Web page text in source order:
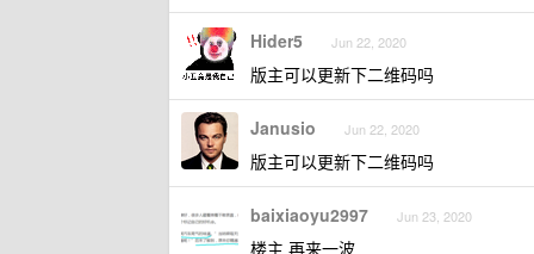
Hider5 Jun 22, 2020
版主可以更新下二维码吗
Janusio Jun 22, 2020
版主可以更新下二维码吗
baixiaoyu2997 Jun 23, 2020
楼主 再来一波